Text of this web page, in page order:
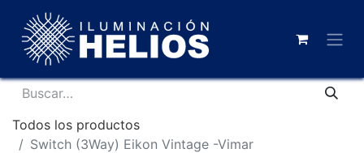
Todos los productos
Switch (3Way) Eikon Vintage -Vimar